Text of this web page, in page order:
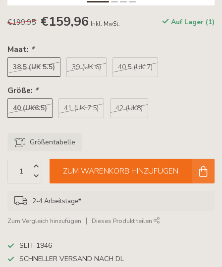
€199,95 €159,96 Inkl. MwSt. Auf Lager (1)
Maat: *
38.5 (UK 5.5) 39 (UK 6) 40.5 (UK 7)
Größe: *
40 (UK6.5) 41 (UK 7.5) 42 (UK8)
Größentabelle
ZUM WARENKORB HINZUFÜGEN
2-4 Arbeitstage*
Zum Vergleich hinzufügen Dieses Produkt teilen
SEIT 1946
SCHNELLER VERSAND NACH DL